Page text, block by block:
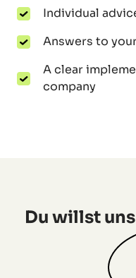
Individual
Answers to
A clear
company
Du willst